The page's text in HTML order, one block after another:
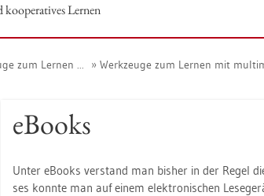
Ler­nen
zum Ler­nen ... Werk­zeu­ge zum Ler­nen mit
eBooks
Unter eBooks ver­stand man bis­her in der Regel
ses konn­te man auf einem elek­tro­ni­schen